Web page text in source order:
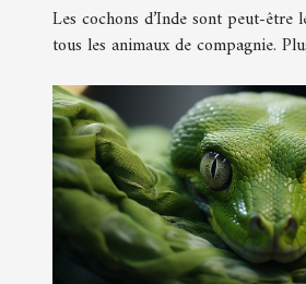
Les cochons d’Inde sont peut-être
tous les animaux de compagnie.